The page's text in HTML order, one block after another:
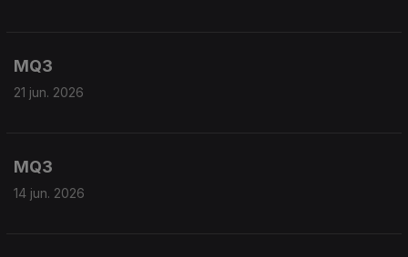
MQ3
21 jun. 2026
MQ3
14 jun. 2026